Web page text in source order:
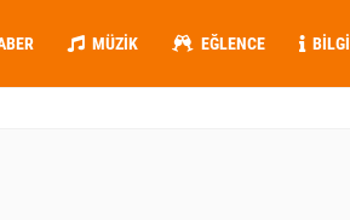
MÜZIK EĞLENCE BILGI